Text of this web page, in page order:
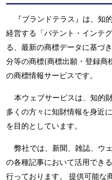
『ブランドテラス』は、知
経営する「パテント・インテ
る、最新の商標データに基づ
分等の商標(商標出願・登録商
の商標情報サービスです。
本ウェブサービスは、知的
多くの方々に知財情報を身近
を目的としています。
弊社では、新聞、雑誌、ウ
の各種記事において活用でき
行っております。 提供可能な